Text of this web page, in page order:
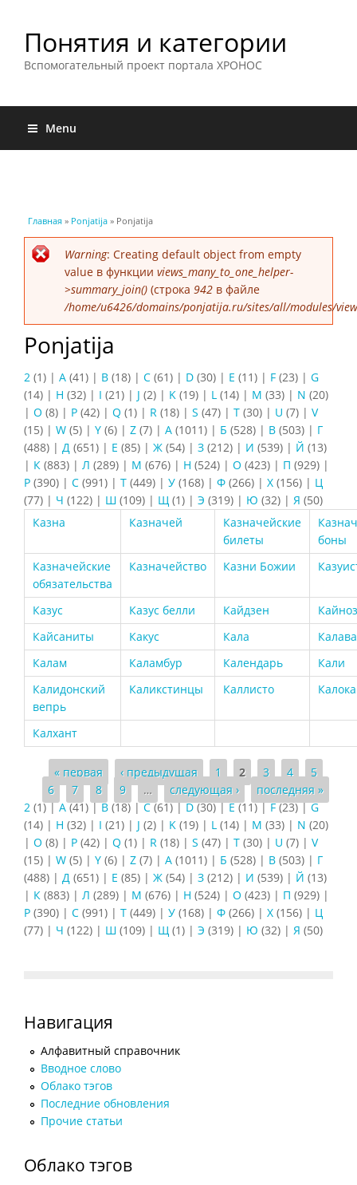
Понятия и категории
Вспомогательный проект портала ХРОНОС
Menu
Вы здесь
Главная » Ponjatija » Ponjatija
Сообщение об ошибке
Warning: Creating default object from empty
value в функции views_many_to_one_helper-
>summary_join() (строка 942 в файле
/home/u6426/domains/ponjatija.ru/sites/all/modules/
Ponjatija
2 (1) | A (41) | B (18) | C (61) | D (30) | E (11) | F (23) | G
(14) | H (32) | I (21) | J (2) | K (19) | L (14) | M (33) | N (20)
| O (8) | P (42) | Q (1) | R (18) | S (47) | T (30) | U (7) | V
(15) | W (5) | Y (6) | Z (7) | А (1011) | Б (528) | В (503) | Г
(488) | Д (651) | Е (85) | Ж (54) | З (212) | И (539) | Й (13)
| К (883) | Л (289) | М (676) | Н (524) | О (423) | П (929) |
Р (390) | С (991) | Т (449) | У (168) | Ф (266) | Х (156) | Ц
(77) | Ч (122) | Ш (109) | Щ (1) | Э (319) | Ю (32) | Я (50)
Казна
Казначей
Казначейские
билеты
боны
Казначейские
обязательства
Казначейство Казни Божии
Казус Казус белли Кайдзен
Кайсаниты
Какус Кала
Калам
Каламбур Календарь
Кали
Калидонский
вепрь
Каликстинцы Каллисто
Калхант
Страницы
« первая ‹ предыдущая 1 2 3 4
5
6
7 8 9 … следующая ›
последняя »
2 (1)|A(41)|B (18) |C(61)|D(30)|E(11)|F(23)|G
(14) | H (32) | I (21) | J (2) | K (19) | L (14) | M (33) | N (20)
| O (8) | P (42) | Q (1) | R (18) | S (47) | T (30) | U (7) | V
(15) | W (5) | Y (6) | Z (7) | А (1011) | Б (528) | В (503) | Г
(488) | Д (651) | Е (85) | Ж (54) | З (212) | И (539) | Й (13)
| К (883) | Л (289) | М (676) | Н (524) | О (423) | П (929) |
Р (390) | С (991) | Т (449) | У (168) | Ф (266) | Х (156) | Ц
(77) | Ч (122) | Ш (109) | Щ (1) | Э (319) | Ю (32) | Я (50)
Навигация
Алфавитный справочник
Вводное слово
Облако тэгов
Последние обновления
Прочие статьи
Облако тэгов